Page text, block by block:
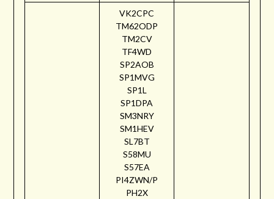
VK2CPC
TM62ODP
TM2CV
TF4WD
SP2AOB
SP1MVG
SP1L
SP1DPA
SM3NRY
SM1HEV
SL7BT
S58MU
S57EA
PI4ZWN/P
PH2X